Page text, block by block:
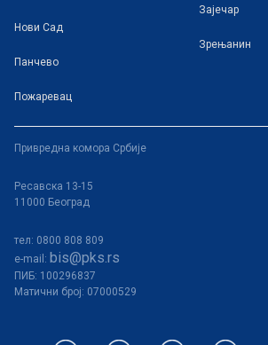
Нови Сад
Панчево
Пожаревац
Зајечар
Зрењанин
Привредна комора Србије
Ресавска 13-15
11000 Београд
тел: 0800 808 809
e-mail: bis@pks.rs
ПИБ: 100296837
Матични број: 07000529